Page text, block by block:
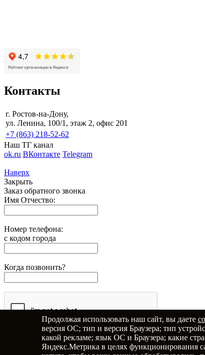
Контакты
г. Ростов-на-Дону,
ул. Ленина, 100/1, этаж 2, офис 201
+7 (863) 218-52-62
Наш ТГ канал
ok.ru ВКонтакте Telegram
Наверх
Закрыть
Заказ обратного звонка
Имя Отчество:
Номер телефона:
с кодом города
Когда позвонить?
Я принимаю условия Политики конфиденциальности
Отправить заявку
Продолжая использовать наш сайт, вы даете
версия ОС; тип и версия Браузера; тип
какой рекламе; язык ОС и Браузера; какие
Яндекс.Метрика в целях функционирования